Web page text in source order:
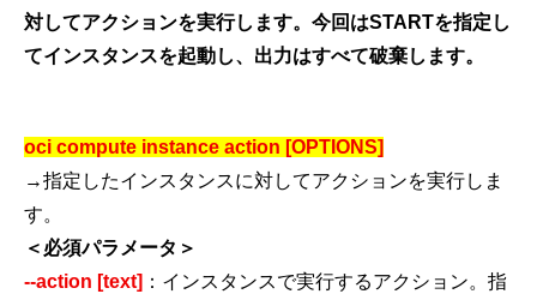
対してアクションを実行します。今回はSTARTを指定し
てインスタンスを起動し、出力はすべて破棄します。
oci compute instance action [OPTIONS]
→指定したインスタンスに対してアクションを実行しま
す。
＜必須パラメータ＞
--action [text] ：インスタンスで実行するアクション。指